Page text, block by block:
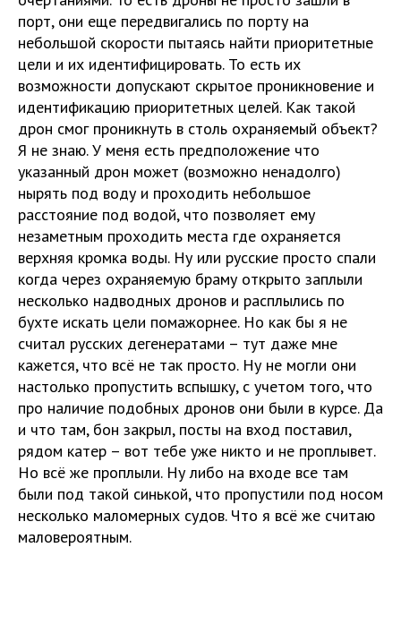
порт, они еще передвигались по порту на
небольшой скорости пытаясь найти приоритетные
цели и их идентифицировать. То есть их
возможности допускают скрытое проникновение и
идентификацию приоритетных целей. Как такой
дрон смог проникнуть в столь охраняемый объект?
Я не знаю. У меня есть предположение что
указанный дрон может (возможно ненадолго)
нырять под воду и проходить небольшое
расстояние под водой, что позволяет ему
незаметным проходить места где охраняется
верхняя кромка воды. Ну или русские просто спали
когда через охраняемую браму открыто заплыли
несколько надводных дронов и расплылись по
бухте искать цели помажорнее. Но как бы я не
считал русских дегенератами – тут даже мне
кажется, что всё не так просто. Ну не могли они
настолько пропустить вспышку, с учетом того, что
про наличие подобных дронов они были в курсе. Да
и что там, бон закрыл, посты на вход поставил,
рядом катер – вот тебе уже никто и не проплывет.
Но всё же проплыли. Ну либо на входе все там
были под такой синькой, что пропустили под носом
несколько маломерных судов. Что я всё же считаю
маловероятным.